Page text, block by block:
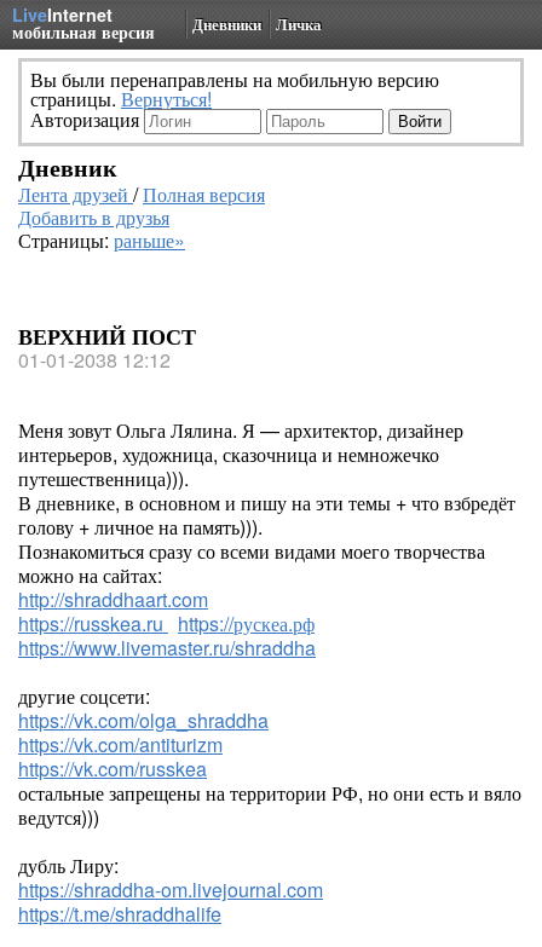
LiveInternet
мобильная версия Дневники Личка
Вы были перенаправлены на мобильную версию
страницы. Вернуться!
Авторизация
Дневник
Лента друзей /Полная версия
Добавить в друзья
Страницы: раньше»
ВЕРХНИЙ ПОСТ
01-01-2038 12:12
Меня зовут Ольга Лялина. Я — архитектор, дизайнер
интерьеров, художница, сказочница и немножечко
путешественница))).
В дневнике, в основном и пишу на эти темы + что взбредёт
голову + личное на память))).
Познакомиться сразу со всеми видами моего творчества
можно на сайтах:
http://shraddhaart.com
https://russkea.ru
https://рускеа.рф
https://www.livemaster.ru/shraddha
другие соцсети:
https://vk.com/olga_shraddha
https://vk.com/antiturizm
https://vk.com/russkea
остальные запрещены на территории РФ, но они есть и вяло
ведутся)))
дубль Лиру:
https://shraddha-om.livejournal.com
https://t.me/shraddhalife